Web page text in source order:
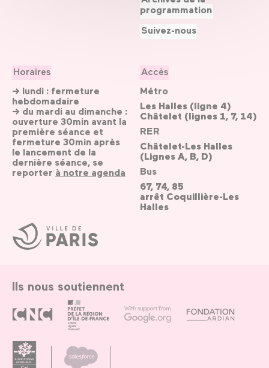
Ville
de
Paris
Horaires
→ lundi : fermeture
hebdomadaire
→ du mardi au dimanche :
ouverture 30min avant la
première séance et
fermeture 30min après
le lancement de la
dernière séance, se
reporter à notre agenda
Accès
Métro
Les Halles (ligne 4)
Châtelet (lignes 1, 7, 14)
RER
Châtelet-Les Halles
(Lignes A, B, D)
Bus
67, 74, 85
arrêt Coquillière-Les
Halles
programmation
Suivez-nous
Ils nous soutiennent